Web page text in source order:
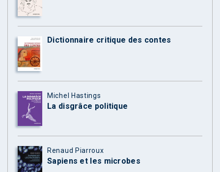
Dictionnaire critique des contes
Michel Hastings
La disgrâce politique
Renaud Piarroux
Sapiens et les microbes